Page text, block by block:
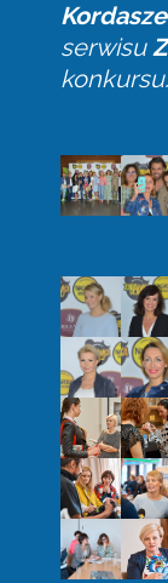
serwisu
konkursu.